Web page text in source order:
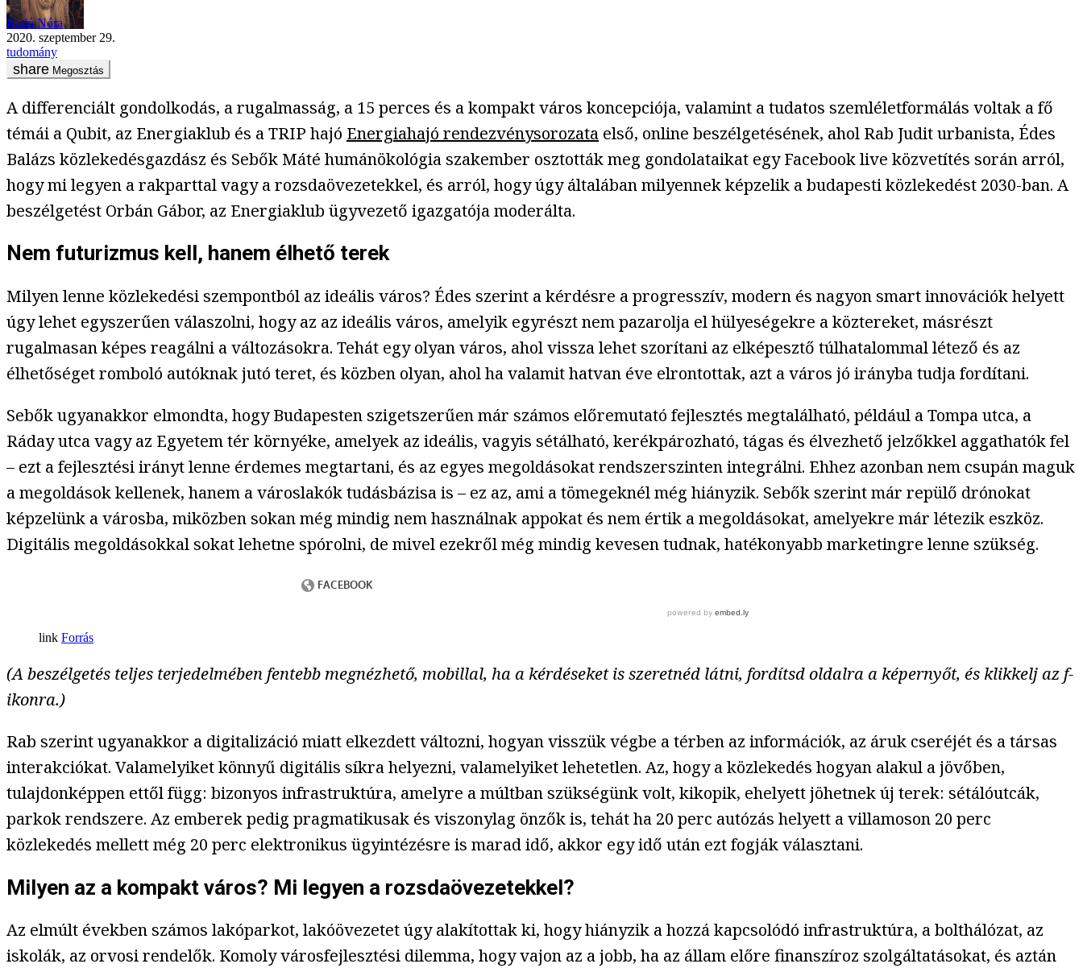
Radó Nóra
2020. szeptember 29.
tudomány
Megosztás
A differenciált gondolkodás, a rugalmasság, a 15 perces és a kompakt város koncepciója, valamint a tudatos szemléletformálás voltak a fő
témái a Qubit, az Energiaklub és a TRIP hajó Energiahajó rendezvénysorozata első, online beszélgetésének, ahol Rab Judit urbanista, Édes
Balázs közlekedésgazdász és Sebők Máté humánökológia szakember osztották meg gondolataikat egy Facebook live közvetítés során arról,
hogy mi legyen a rakparttal vagy a rozsdaövezetekkel, és arról, hogy úgy általában milyennek képzelik a budapesti közlekedést 2030-ban. A
beszélgetést Orbán Gábor, az Energiaklub ügyvezető igazgatója moderálta.
Nem futurizmus kell, hanem élhető terek
Milyen lenne közlekedési szempontból az ideális város? Édes szerint a kérdésre a progresszív, modern és nagyon smart innovációk helyett
úgy lehet egyszerűen válaszolni, hogy az az ideális város, amelyik egyrészt nem pazarolja el hülyeségekre a köztereket, másrészt
rugalmasan képes reagálni a változásokra. Tehát egy olyan város, ahol vissza lehet szorítani az elképesztő túlhatalommal létező és az
élhetőséget romboló autóknak jutó teret, és közben olyan, ahol ha valamit hatvan éve elrontottak, azt a város jó irányba tudja fordítani.
Sebők ugyanakkor elmondta, hogy Budapesten szigetszerűen már számos előremutató fejlesztés megtalálható, például a Tompa utca, a
Ráday utca vagy az Egyetem tér környéke, amelyek az ideális, vagyis sétálható, kerékpározható, tágas és élvezhető jelzőkkel aggathatók fel
– ezt a fejlesztési irányt lenne érdemes megtartani, és az egyes megoldásokat rendszerszinten integrálni. Ehhez azonban nem csupán maguk
a megoldások kellenek, hanem a városlakók tudásbázisa is – ez az, ami a tömegeknél még hiányzik. Sebők szerint már repülő drónokat
képzelünk a városba, miközben sokan még mindig nem használnak appokat és nem értik a megoldásokat, amelyekre már létezik eszköz.
Digitális megoldásokkal sokat lehetne spórolni, de mivel ezekről még mindig kevesen tudnak, hatékonyabb marketingre lenne szükség.
Forrás
(A beszélgetés teljes terjedelmében fentebb megnézhető, mobillal, ha a kérdéseket is szeretnéd látni, fordítsd oldalra a képernyőt, és klikkelj az f-
ikonra.)
Rab szerint ugyanakkor a digitalizáció miatt elkezdett változni, hogyan visszük végbe a térben az információk, az áruk cseréjét és a társas
interakciókat. Valamelyiket könnyű digitális síkra helyezni, valamelyiket lehetetlen. Az, hogy a közlekedés hogyan alakul a jövőben,
tulajdonképpen ettől függ: bizonyos infrastruktúra, amelyre a múltban szükségünk volt, kikopik, ehelyett jöhetnek új terek: sétálóutcák,
parkok rendszere. Az emberek pedig pragmatikusak és viszonylag önzők is, tehát ha 20 perc autózás helyett a villamoson 20 perc
közlekedés mellett még 20 perc elektronikus ügyintézésre is marad idő, akkor egy idő után ezt fogják választani.
Milyen az a kompakt város? Mi legyen a rozsdaövezetekkel?
Az elmúlt években számos lakóparkot, lakóövezetet úgy alakítottak ki, hogy hiányzik a hozzá kapcsolódó infrastruktúra, a bolthálózat, az
iskolák, az orvosi rendelők. Komoly városfejlesztési dilemma, hogy vajon az a jobb, ha az állam előre finanszíroz szolgáltatásokat, és aztán